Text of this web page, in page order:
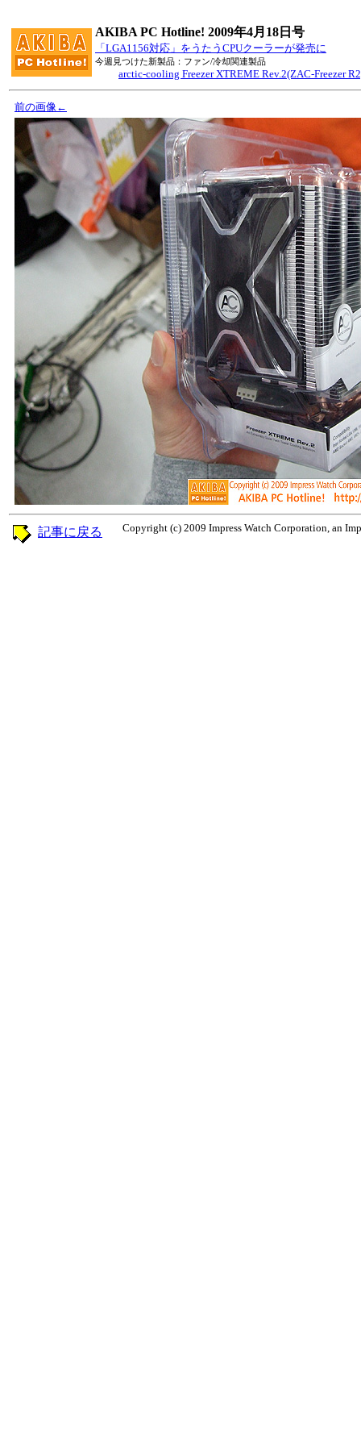
AKIBA PC Hotline! 2009年4月18日号
「LGA1156対応」をうたうCPUクーラーが発売に
今週見つけた新製品：ファン/冷却関連製品
arctic-cooling Freezer XTREME Rev.2(ZAC-Freezer
前の画像←
記事に戻る Copyright (c) 2009 Impress Watch Corporation, an